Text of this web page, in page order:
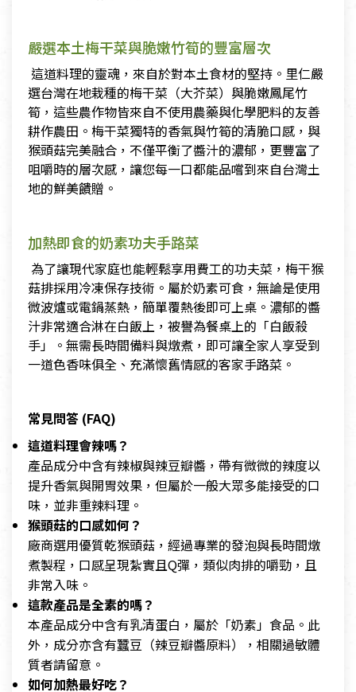
嚴選本土梅干菜與脆嫩竹筍的豐富層次
這道料理的靈魂，來自於對本土食材的堅持。里仁嚴
選台灣在地栽種的梅干菜（大芥菜）與脆嫩鳳尾竹
筍，這些農作物皆來自不使用農藥與化學肥料的友善
耕作農田。梅干菜獨特的香氣與竹筍的清脆口感，與
猴頭菇完美融合，不僅平衡了醬汁的濃郁，更豐富了
咀嚼時的層次感，讓您每一口都能品嚐到來自台灣土
地的鮮美饋贈。
加熱即食的奶素功夫手路菜
為了讓現代家庭也能輕鬆享用費工的功夫菜，梅干猴
菇排採用冷凍保存技術。屬於奶素可食，無論是使用
微波爐或電鍋蒸熱，簡單覆熱後即可上桌。濃郁的醬
汁非常適合淋在白飯上，被譽為餐桌上的「白飯殺
手」。無需長時間備料與燉煮，即可讓全家人享受到
一道色香味俱全、充滿懷舊情感的客家手路菜。
常見問答 (FAQ)
這道料理會辣嗎？
產品成分中含有辣椒與辣豆瓣醬，帶有微微的辣度以
提升香氣與開胃效果，但屬於一般大眾多能接受的口
味，並非重辣料理。
猴頭菇的口感如何？
廠商選用優質乾猴頭菇，經過專業的發泡與長時間燉
煮製程，口感呈現紮實且Q彈，類似肉排的嚼勁，且
非常入味。
這款產品是全素的嗎？
本產品成分中含有乳清蛋白，屬於「奶素」食品。此
外，成分亦含有蠶豆（辣豆瓣醬原料），相關過敏體
質者請留意。
如何加熱最好吃？